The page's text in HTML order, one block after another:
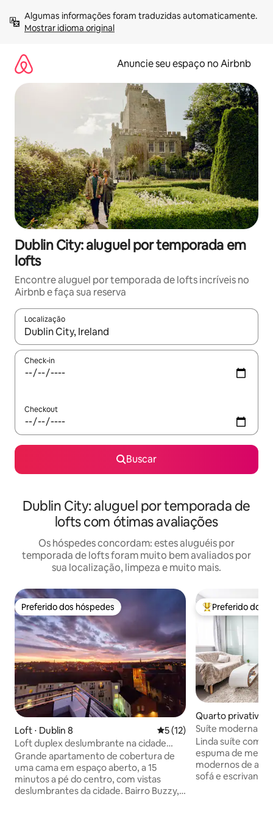
para
Mostrar idioma original
Anuncie seu espaço no Airbnb
Dublin City: aluguel por temporada em
lofts
Encontre aluguel por temporada de lofts incríveis no
Airbnb e faça sua reserva
Localização
Quando os resultados estiverem disponíveis, explore-os
Check-in
Checkout
Buscar
Dublin City: aluguel por temporada de
lofts com ótimas avaliações
Os hóspedes concordam: estes aluguéis por
temporada de lofts foram muito bem avaliados por
sua localização, limpeza e muito mais.
Preferido dos hóspedes
Preferido dos hóspedes
Loft ⋅ Dublin 8 5 de uma avaliação média
5 (12)
Loft duplex deslumbrante na cidade
com terraço
Grande apartamento de cobertura de
uma cama em espaço aberto, a 15
minutos a pé do centro, com vistas
deslumbrantes da cidade. Bairro Buzzy,
Entre os
Preferido dos
Quarto privativo ⋅
Suíte moderna
Donnybrook
Linda suíte com
espuma de
modernos de alta
sofá e